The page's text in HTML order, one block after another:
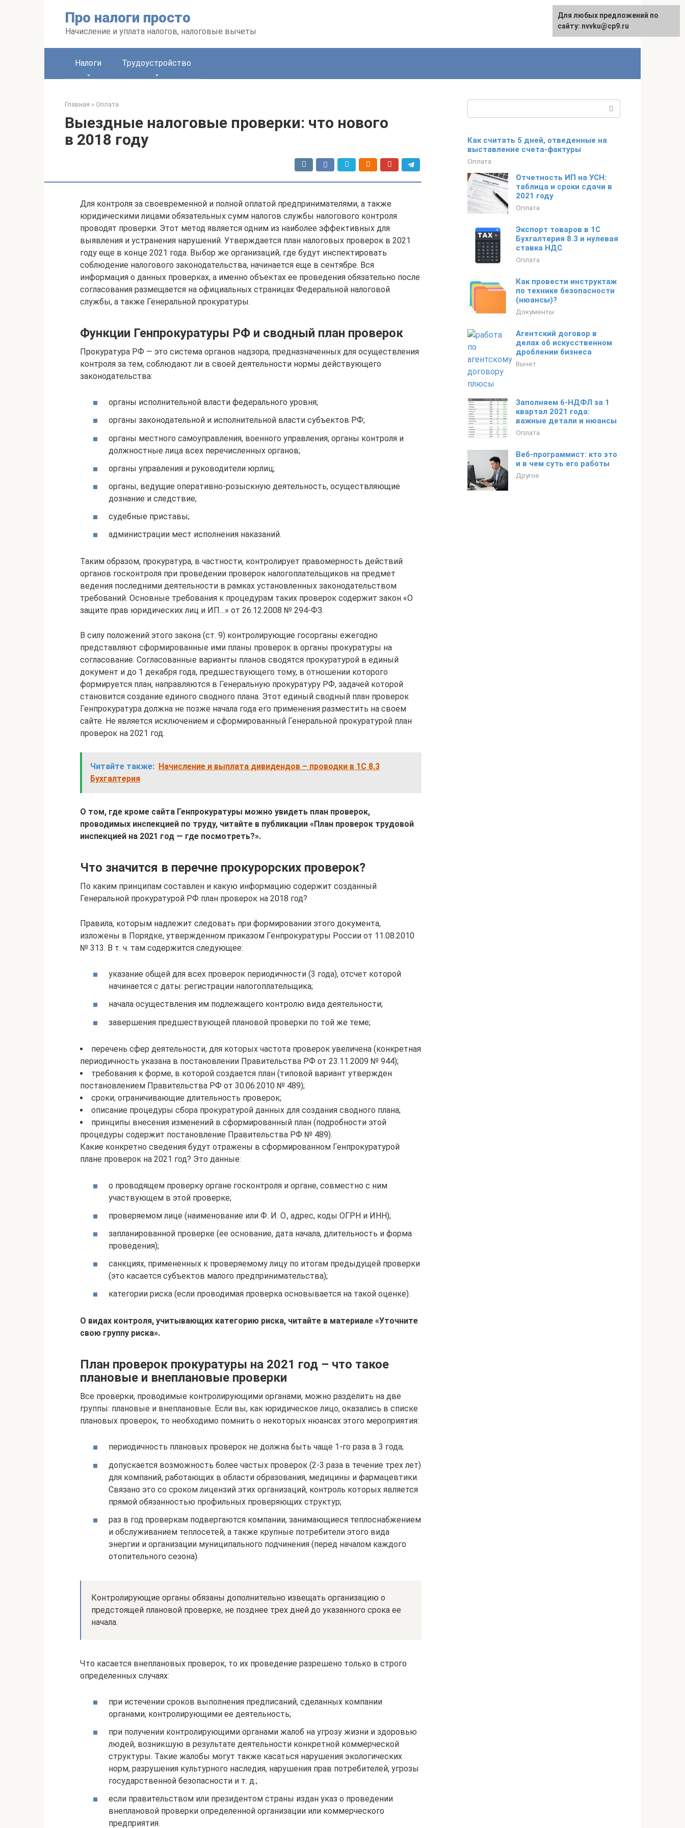
Про налоги просто
Начисление и уплата налогов, налоговые вычеты
English
Налоги Трудоустройство
Главная » Оплата
Выездные налоговые проверки: что нового
в 2018 году
Для контроля за своевременной и полной оплатой предпринимателями, а также
юридическими лицами обязательных сумм налогов службы налогового контроля
проводят проверки. Этот метод является одним из наиболее эффективных для
выявления и устранения нарушений. Утверждается план налоговых проверок в 2021
году еще в конце 2021 года. Выбор же организаций, где будут инспектировать
соблюдение налогового законодательства, начинается еще в сентябре. Вся
информация о данных проверках, а именно объектах ее проведения обязательно после
согласования размещается на официальных страницах Федеральной налоговой
службы, а также Генеральной прокуратуры.
Функции Генпрокуратуры РФ и сводный план проверок
Прокуратура РФ — это система органов надзора, предназначенных для осуществления
контроля за тем, соблюдают ли в своей деятельности нормы действующего
законодательства:
органы исполнительной власти федерального уровня;
органы законодательной и исполнительной власти субъектов РФ;
органы местного самоуправления, военного управления, органы контроля и
должностные лица всех перечисленных органов;
органы управления и руководители юрлиц;
органы, ведущие оперативно-розыскную деятельность, осуществляющие
дознание и следствие;
судебные приставы;
администрации мест исполнения наказаний.
Таким образом, прокуратура, в частности, контролирует правомерность действий
органов госконтроля при проведении проверок налогоплательщиков на предмет
ведения последними деятельности в рамках установленных законодательством
требований. Основные требования к процедурам таких проверок содержит закон «О
защите прав юридических лиц и ИП…» от 26.12.2008 № 294-ФЗ.
В силу положений этого закона (ст. 9) контролирующие госорганы ежегодно
представляют сформированные ими планы проверок в органы прокуратуры на
согласование. Согласованные варианты планов сводятся прокуратурой в единый
документ и до 1 декабря года, предшествующего тому, в отношении которого
формируется план, направляются в Генеральную прокуратуру РФ, задачей которой
становится создание единого сводного плана. Этот единый сводный план проверок
Генпрокуратура должна не позже начала года его применения разместить на своем
сайте. Не является исключением и сформированный Генеральной прокуратурой план
проверок на 2021 год.
Читайте также: Начисление и выплата дивидендов – проводки в 1С 8.3
Бухгалтерия
О том, где кроме сайта Генпрокуратуры можно увидеть план проверок,
проводимых инспекцией по труду, читайте в публикации «План проверок трудовой
инспекцией на 2021 год — где посмотреть?».
Что значится в перечне прокурорских проверок?
По каким принципам составлен и какую информацию содержит созданный
Генеральной прокуратурой РФ план проверок на 2018 год?
Правила, которым надлежит следовать при формировании этого документа,
изложены в Порядке, утвержденном приказом Генпрокуратуры России от 11.08.2010
№ 313. В т. ч. там содержится следующее:
указание общей для всех проверок периодичности (3 года), отсчет которой
начинается с даты: регистрации налогоплательщика;
начала осуществления им подлежащего контролю вида деятельности;
завершения предшествующей плановой проверки по той же теме;
перечень сфер деятельности, для которых частота проверок увеличена (конкретная
периодичность указана в постановлении Правительства РФ от 23.11.2009 № 944);
требования к форме, в которой создается план (типовой вариант утвержден
постановлением Правительства РФ от 30.06.2010 № 489);
сроки, ограничивающие длительность проверок;
описание процедуры сбора прокуратурой данных для создания сводного плана;
принципы внесения изменений в сформированный план (подробности этой
процедуры содержит постановление Правительства РФ № 489).
Какие конкретно сведения будут отражены в сформированном Генпрокуратурой
плане проверок на 2021 год? Это данные:
о проводящем проверку органе госконтроля и органе, совместно с ним
участвующем в этой проверке;
проверяемом лице (наименование или Ф. И. О., адрес, коды ОГРН и ИНН);
запланированной проверке (ее основание, дата начала, длительность и форма
проведения);
санкциях, примененных к проверяемому лицу по итогам предыдущей проверки
(это касается субъектов малого предпринимательства);
категории риска (если проводимая проверка основывается на такой оценке).
О видах контроля, учитывающих категорию риска, читайте в материале «Уточните
свою группу риска».
План проверок прокуратуры на 2021 год – что такое
плановые и внеплановые проверки
Все проверки, проводимые контролирующими органами, можно разделить на две
группы: плановые и внеплановые. Если вы, как юридическое лицо, оказались в списке
плановых проверок, то необходимо помнить о некоторых нюансах этого мероприятия:
периодичность плановых проверок не должна быть чаще 1-го раза в 3 года;
допускается возможность более частых проверок (2-3 раза в течение трех лет)
для компаний, работающих в области образования, медицины и фармацевтики.
Связано это со сроком лицензий этих организаций, контроль которых является
прямой обязанностью профильных проверяющих структур;
раз в год проверкам подвергаются компании, занимающиеся теплоснабжением
и обслуживанием теплосетей, а также крупные потребители этого вида
энергии и организации муниципального подчинения (перед началом каждого
отопительного сезона).
Контролирующие органы обязаны дополнительно извещать организацию о
предстоящей плановой проверке, не позднее трех дней до указанного срока ее
начала.
Что касается внеплановых проверок, то их проведение разрешено только в строго
определенных случаях:
при истечении сроков выполнения предписаний, сделанных компании
органами, контролирующими ее деятельность;
при получении контролирующими органами жалоб на угрозу жизни и здоровью
людей, возникшую в результате деятельности конкретной коммерческой
структуры. Такие жалобы могут также касаться нарушения экологических
норм, разрушения культурного наследия, нарушения прав потребителей, угрозы
государственной безопасности и т. д.;
если правительством или президентом страны издан указ о проведении
внеплановой проверки определенной организации или коммерческого
предприятия.
Как считать 5 дней, отведенные на
выставление счета-фактуры
Оплата
Отчетность ИП на УСН:
таблица и сроки сдачи в
2021 году
Оплата
Экспорт товаров в 1С
Бухгалтерия 8.3 и нулевая
ставка НДС
Оплата
Как провести инструктаж
по технике безопасности
(нюансы)?
Документы
Агентский договор в
делах об искусственном
дроблении бизнеса
Вычет
Заполняем 6-НДФЛ за 1
квартал 2021 года:
важные детали и нюансы
Оплата
Веб-программист: кто это
и в чем суть его работы
Другое
Для любых предложений по
сайту: nvvku@cp9.ru